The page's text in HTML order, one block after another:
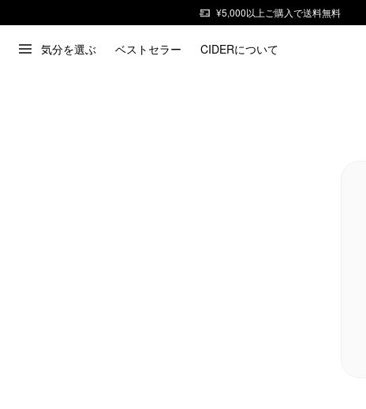
¥5,000以上ご購入で送料無料
気分を選ぶ ベストセラー CIDERについて